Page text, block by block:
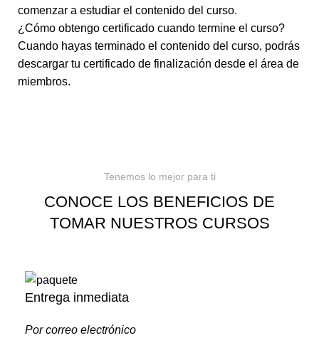
comenzar a estudiar el contenido del curso.
¿Cómo obtengo certificado cuando termine el curso?
Cuando hayas terminado el contenido del curso, podrás
descargar tu certificado de finalización desde el área de
miembros.
Tenemos lo mejor para ti
CONOCE LOS BENEFICIOS DE
TOMAR NUESTROS CURSOS
Entrega inmediata
Por correo electrónico